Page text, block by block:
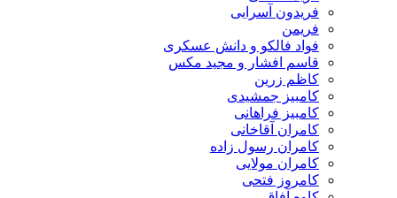
فریدون آسرایی
فریمن
فواد فالکو و دانش عسکری
قاسم افشار و مجید مکس
کاظم زرین
کامبیز جمشیدی
کامبیز فراهانی
کامران آقاخانی
کامران رسول زاده
کامران مولایی
کامروز فتحی